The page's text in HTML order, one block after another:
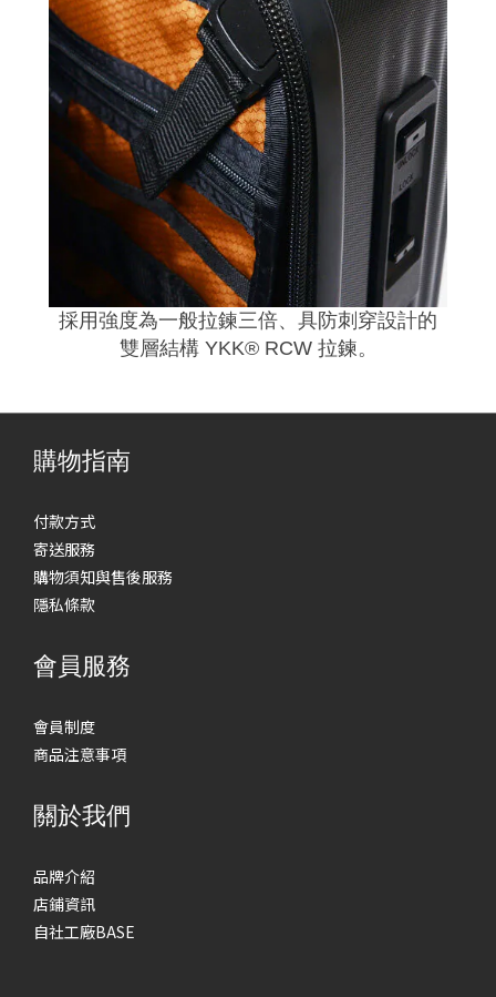
採用強度為一般拉鍊三倍、具防刺穿設計的
雙層結構 YKK® RCW 拉鍊。
購物指南
付款方式
寄送服務
購物須知與售後服務
隱私條款
會員服務
會員制度
商品注意事項
關於我們
品牌介紹
店鋪資訊
自社工廠BASE